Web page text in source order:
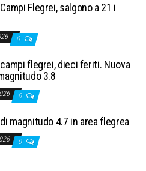
Flegrei, salgono a 21 i
0
flegrei, dieci feriti. Nuova
3.8
0
magnitudo 4.7 in area flegrea
0